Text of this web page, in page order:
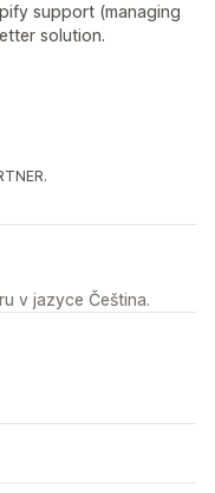
support (managing
solution.
v jazyce Čeština.